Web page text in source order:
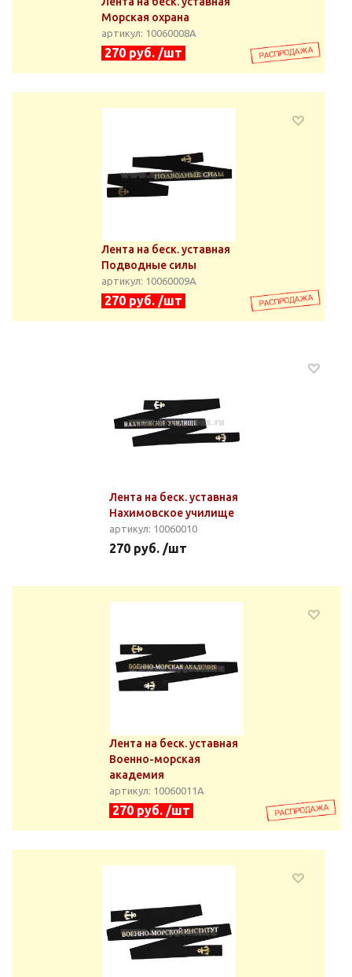
Морская охрана
артикул: 10060008А
270 руб. /шт
Лента на беск. уставная
Подводные силы
артикул: 10060009А
270 руб. /шт
Лента на беск. уставная
Нахимовское училище
артикул: 10060010
270 руб. /шт
Лента на беск. уставная
Военно-морская
академия
артикул: 10060011А
270 руб. /шт